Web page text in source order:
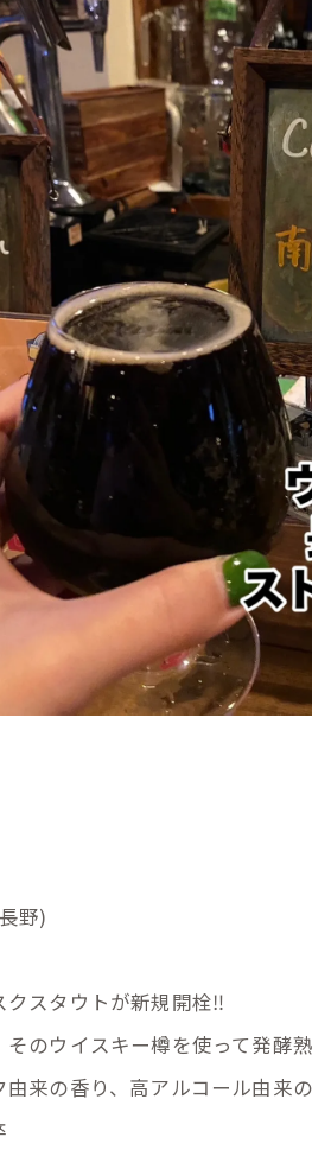
野)
スタウトが新規開栓‼️
のウイスキー樽を使って発酵
来の香り、高アルコール由来